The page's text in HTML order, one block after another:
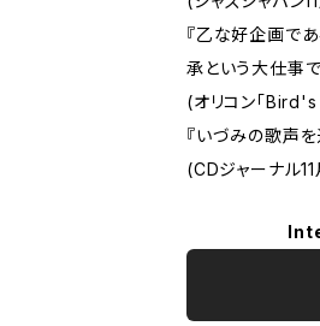
『乙な好企画で
承という大仕事で
(オリコン「
『いづみの歌声
(CDジャーナル